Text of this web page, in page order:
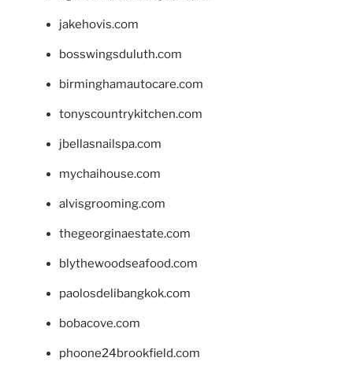
jakehovis.com
bosswingsduluth.com
birminghamautocare.com
tonyscountrykitchen.com
jbellasnailspa.com
mychaihouse.com
alvisgrooming.com
thegeorginaestate.com
blythewoodseafood.com
paolosdelibangkok.com
bobacove.com
phoone24brookfield.com